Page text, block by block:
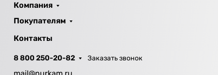
Компания
Покупателям
Контакты
8 800 250-20-82 Заказать звонок